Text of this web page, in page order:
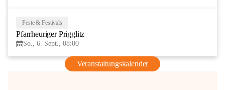
Feste & Festivals
Pfarrheuriger Prigglitz
So., 6. Sept., 08:00
Veranstaltungskalender